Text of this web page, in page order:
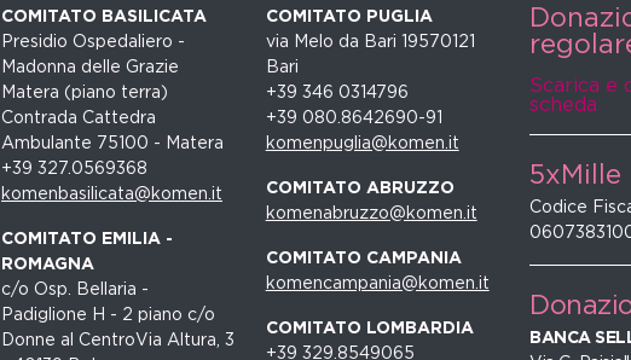
COMITATO BASILICATA
Presidio Ospedaliero -
Madonna delle Grazie
Matera (piano terra)
Contrada Cattedra
Ambulante 75100 - Matera
+39 327.0569368
komenbasilicata@komen.it
COMITATO EMILIA -
ROMAGNA
c/o Osp. Bellaria -
Padiglione H - 2 piano c/o
Donne al CentroVia Altura, 3
COMITATO PUGLIA
via Melo da Bari 19570121
Bari
+39 346 0314796
+39 080.8642690-91
komenpuglia@komen.it
COMITATO ABRUZZO
komenabruzzo@komen.it
COMITATO CAMPANIA
komencampania@komen.it
COMITATO LOMBARDIA
+39 329.8549065
Scarica e
scheda
5xMille
Codice
BANCA